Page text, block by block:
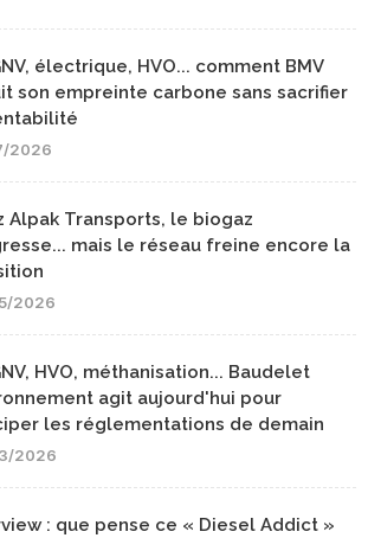
électrique, HVO... comment BMV
son empreinte carbone sans sacrifier
2026
Alpak Transports, le biogaz
mais le réseau freine encore la
2026
HVO, méthanisation... Baudelet
agit aujourd'hui pour
les réglementations de demain
2026
: que pense ce « Diesel Addict »